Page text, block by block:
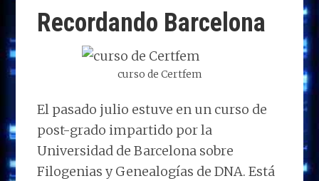
Recordando Barcelona
curso de Certfem
El pasado julio estuve en un curso de
post-grado impartido por la
Universidad de Barcelona sobre
Filogenias y Genealogías de DNA. Está